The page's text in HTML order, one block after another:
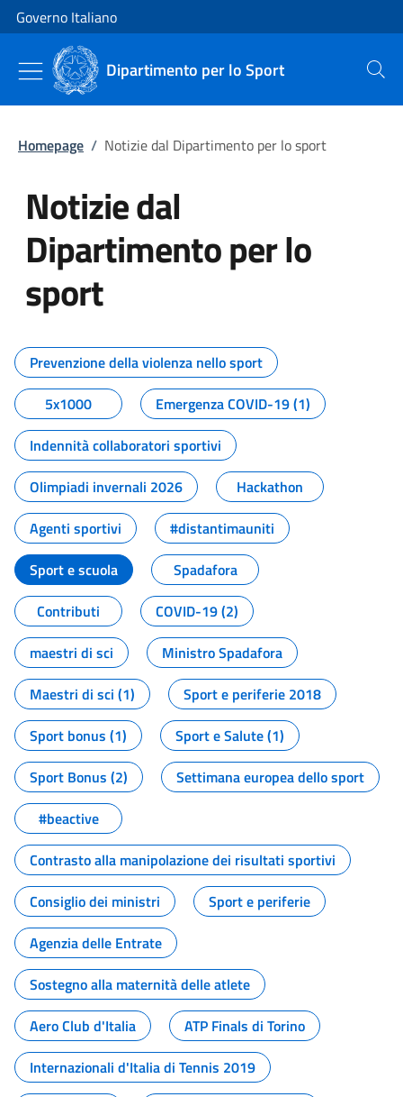
Vai al contenuto
Vai alla navigazione del sito
Governo Italiano
Dipartimento per lo Sport Cerca
Homepage / Notizie dal Dipartimento per lo sport
Notizie dal
Dipartimento per lo
sport
Tutti i contenuti della pagina
Prevenzione della violenza nello sport
5x1000
Emergenza COVID-19 (1)
Indennità collaboratori sportivi
Olimpiadi invernali 2026
Hackathon
Agenti sportivi
#distantimauniti
Sport e scuola
Spadafora
Contributi
COVID-19 (2)
maestri di sci
Ministro Spadafora
Maestri di sci (1)
Sport e periferie 2018
Sport bonus (1)
Sport e Salute (1)
Sport Bonus (2)
Settimana europea dello sport
#beactive
Contrasto alla manipolazione dei risultati sportivi
Consiglio dei ministri
Sport e periferie
Agenzia delle Entrate
Sostegno alla maternità delle atlete
Aero Club d'Italia
ATP Finals di Torino
Internazionali d'Italia di Tennis 2019